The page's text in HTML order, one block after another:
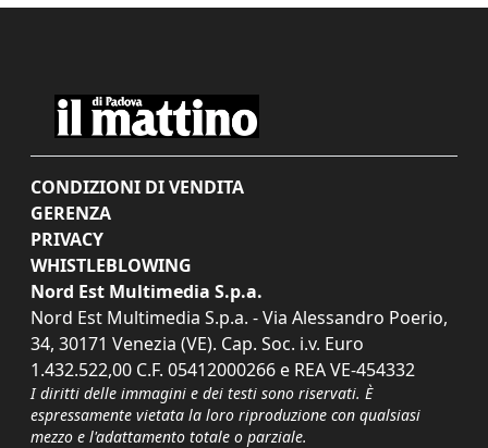
CONDIZIONI DI VENDITA
GERENZA
PRIVACY
WHISTLEBLOWING
Nord Est Multimedia S.p.a.
Nord Est Multimedia S.p.a. - Via Alessandro Poerio,
34, 30171 Venezia (VE). Cap. Soc. i.v. Euro
1.432.522,00 C.F. 05412000266 e REA VE-454332
I diritti delle immagini e dei testi sono riservati. È
espressamente vietata la loro riproduzione con qualsiasi
mezzo e l'adattamento totale o parziale.